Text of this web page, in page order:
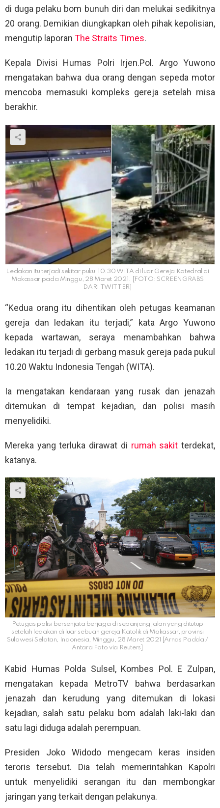
di duga pelaku bom bunuh diri dan melukai sedikitnya
20 orang. Demikian diungkapkan oleh pihak kepolisian,
mengutip laporan The Straits Times.
Kepala Divisi Humas Polri Irjen.Pol. Argo Yuwono
mengatakan bahwa dua orang dengan sepeda motor
mencoba memasuki kompleks gereja setelah misa
berakhir.
Ledakan itu terjadi sekitar pukul 10.30 WITA di luar Gereja Katedral di
Makassar pada Minggu, 28 Maret 2021. [FOTO: SCREENGRABS
DARI TWITTER]
“Kedua orang itu dihentikan oleh petugas keamanan
gereja dan ledakan itu terjadi,” kata Argo Yuwono
kepada wartawan, seraya menambahkan bahwa
ledakan itu terjadi di gerbang masuk gereja pada pukul
10.20 Waktu Indonesia Tengah (WITA).
Ia mengatakan kendaraan yang rusak dan jenazah
ditemukan di tempat kejadian, dan polisi masih
menyelidiki.
Mereka yang terluka dirawat di rumah sakit terdekat,
katanya.
Petugas polisi bersenjata berjaga di sepanjang jalan yang ditutup
setelah ledakan di luar sebuah gereja Katolik di Makassar, provinsi
Sulawesi Selatan, Indonesia, Minggu, 28 Maret 2021 [Arnas Padda /
Antara Foto via Reuters]
Kabid Humas Polda Sulsel, Kombes Pol. E Zulpan,
mengatakan kepada MetroTV bahwa berdasarkan
jenazah dan kerudung yang ditemukan di lokasi
kejadian, salah satu pelaku bom adalah laki-laki dan
satu lagi diduga adalah perempuan.
Presiden Joko Widodo mengecam keras insiden
teroris tersebut. Dia telah memerintahkan Kapolri
untuk menyelidiki serangan itu dan membongkar
jaringan yang terkait dengan pelakunya.